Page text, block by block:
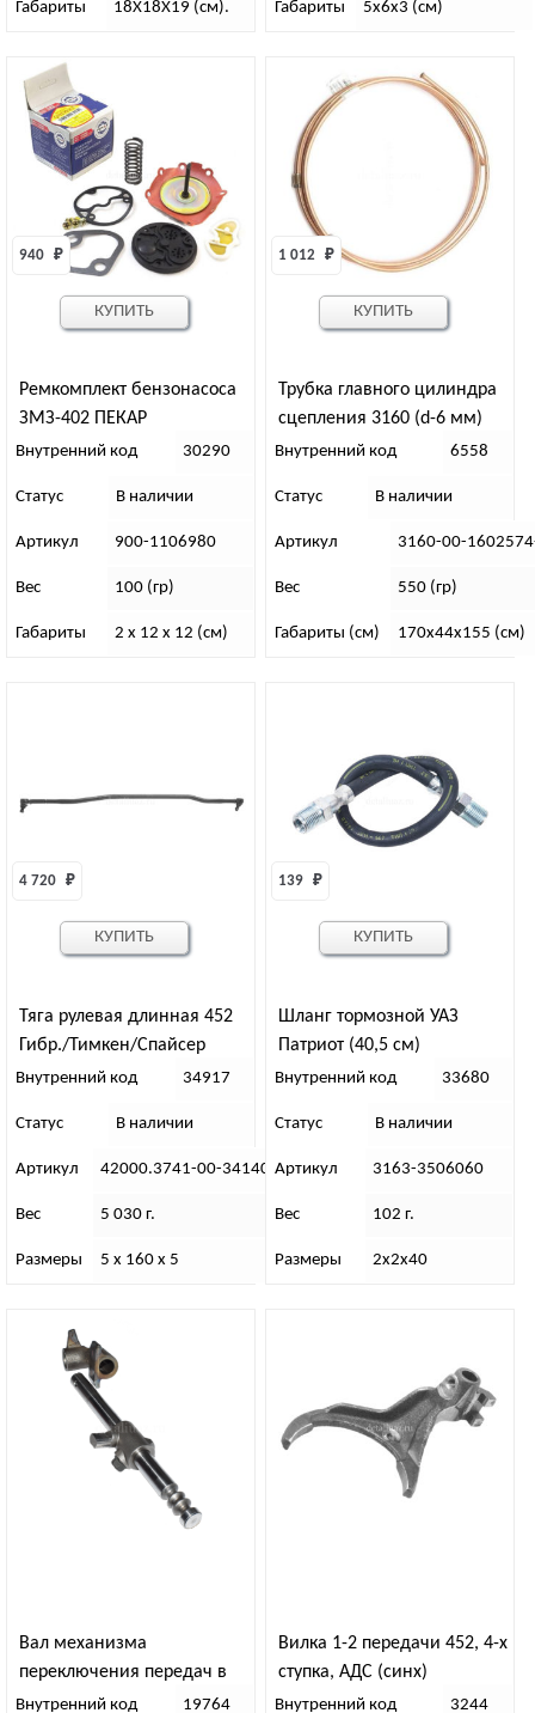
Габариты 18Х18Х19 (см). Габариты 5х6х3 (см)
Ремкомплект бензонасоса
ЗМЗ-402 ПЕКАР
940 ₽
Внутренний код 30290
Статус В наличии
Артикул 900-1106980
Вес 100 (гр)
Габариты 2 х 12 х 12 (см)
КУПИТЬ
Трубка главного цилиндра
сцепления 3160 (d-6 мм)
1 012 ₽
Внутренний код 6558
Статус В наличии
Артикул 3160-00-
Вес 550 (гр)
Габариты (см) 170х44х155 (см)
КУПИТЬ
Тяга рулевая длинная 452
Гибр./Тимкен/Спайсер
(АДС)
4 720 ₽
Внутренний код 34917
Статус В наличии
Артикул 42000.3741-00-3414052-00
Вес 5 030 г.
Размеры 5 х 160 х 5
КУПИТЬ
Шланг тормозной УАЗ
Патриот (40,5 см)
139 ₽
Внутренний код 33680
Статус В наличии
Артикул 3163-3506060
Вес 102 г.
Размеры 2х2х40
КУПИТЬ
Вал механизма
переключения передач в
сборе “Даймос”
Внутренний код 19764
Вилка 1-2 передачи 452, 4-х
ступка, АДС (синх)
Внутренний код 3244